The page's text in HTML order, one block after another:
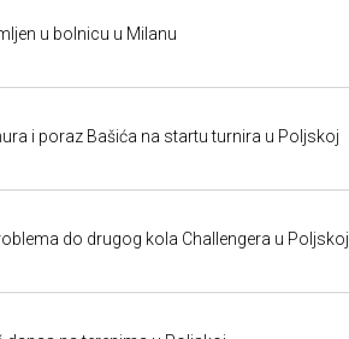
u bolnicu u Milanu
i poraz Bašića na startu turnira u Poljskoj
do drugog kola Challengera u Poljskoj